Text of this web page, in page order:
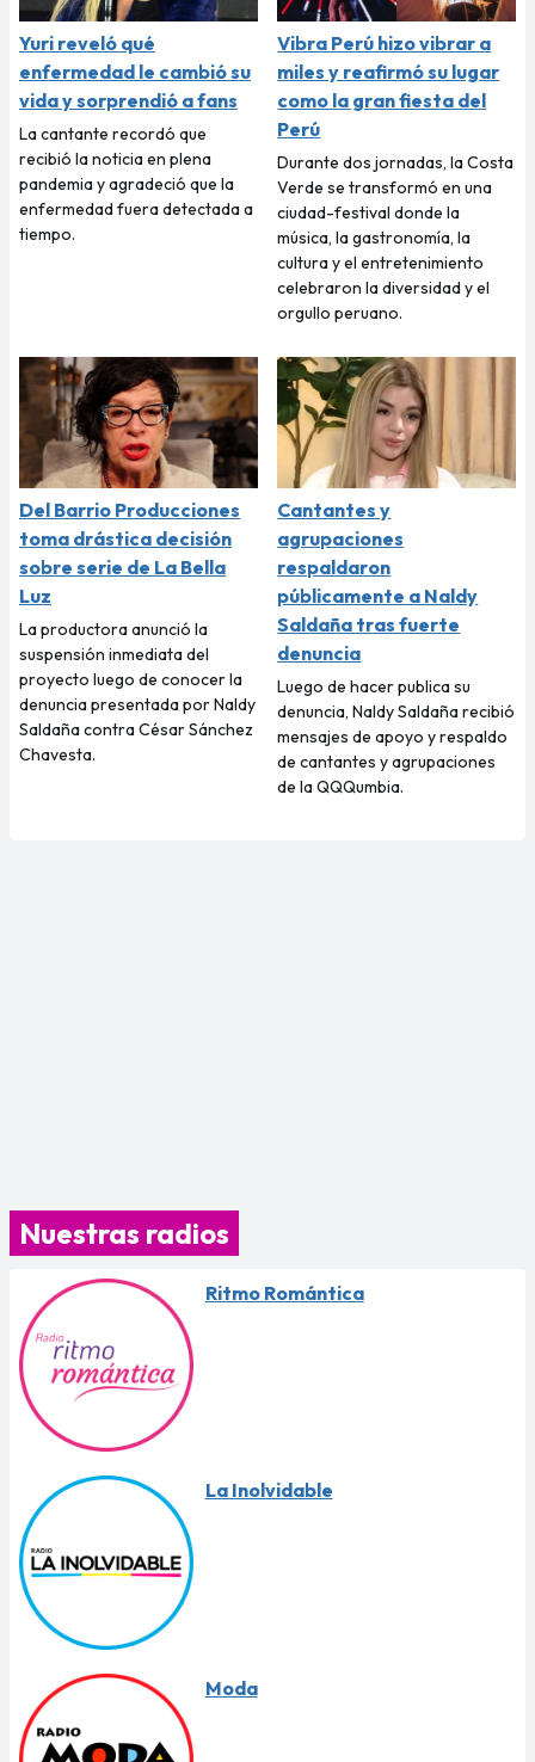
Yuri reveló qué
enfermedad le cambió su
vida y sorprendió a fans
La cantante recordó que
recibió la noticia en plena
pandemia y agradeció que la
enfermedad fuera detectada a
tiempo.
Vibra Perú hizo vibrar a
miles y reafirmó su lugar
como la gran fiesta del
Perú
Durante dos jornadas, la Costa
Verde se transformó en una
ciudad-festival donde la
música, la gastronomía, la
cultura y el entretenimiento
celebraron la diversidad y el
orgullo peruano.
Del Barrio Producciones
toma drástica decisión
sobre serie de La Bella
Luz
La productora anunció la
suspensión inmediata del
proyecto luego de conocer la
denuncia presentada por Naldy
Saldaña contra César Sánchez
Chavesta.
Cantantes y
agrupaciones
respaldaron
públicamente a Naldy
Saldaña tras fuerte
denuncia
Luego de hacer publica su
denuncia, Naldy Saldaña recibió
mensajes de apoyo y respaldo
de cantantes y agrupaciones
de la QQQumbia.
Nuestras radios
Ritmo Romántica
La Inolvidable
Moda